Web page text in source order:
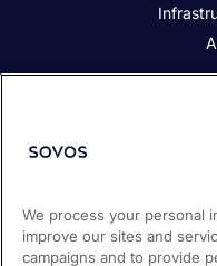
We process your personal
improve our sites and
campaigns and to provide